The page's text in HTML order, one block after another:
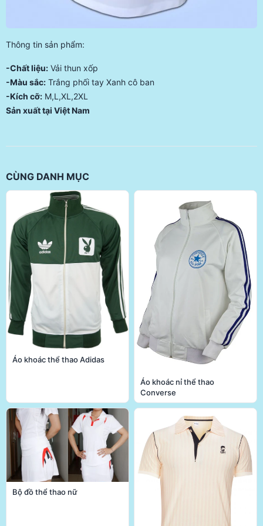
Thông tin sản phẩm:
-Chất liệu: Vải thun xốp
-Màu sắc: Trắng phối tay Xanh cô ban
-Kích cỡ: M,L,XL,2XL
Sản xuất tại Việt Nam
CÙNG DANH MỤC
Áo khoác thể thao Adidas
Áo khoác nỉ thể thao
Converse
Bộ đồ thể thao nữ